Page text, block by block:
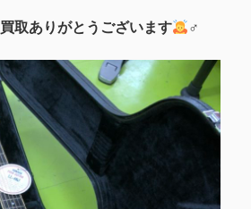
買取ありがとうございます ‍♂